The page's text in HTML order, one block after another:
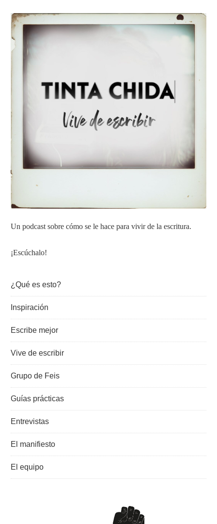
Un podcast sobre cómo se le hace para vivir de la escritura.
¡Escúchalo!
¿Qué es esto?
Inspiración
Escribe mejor
Vive de escribir
Grupo de Feis
Guías prácticas
Entrevistas
El manifiesto
El equipo